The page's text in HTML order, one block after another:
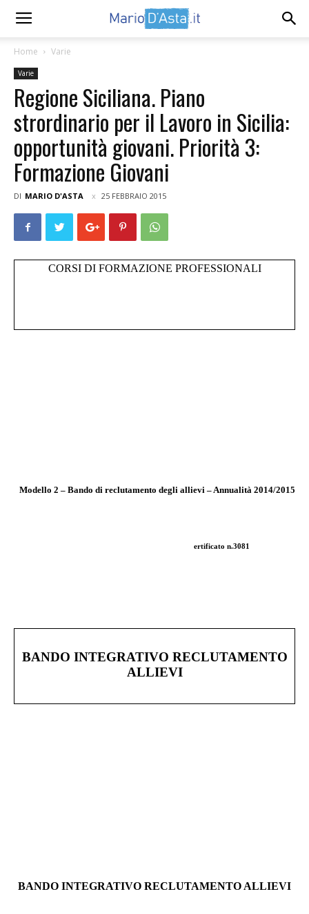
Home Varie
Varie
Regione Siciliana. Piano
strordinario per il Lavoro in Sicilia:
opportunità giovani. Priorità 3:
Formazione Giovani
DI MARIO D'ASTA 25 FEBBRAIO 2015
CORSI DI FORMAZIONE PROFESSIONALI
Modello 2 – Bando di reclutamento degli allievi – Annualità 2014/2015
ertificato n.3081
BANDO INTEGRATIVO RECLUTAMENTO
ALLIEVI
BANDO INTEGRATIVO RECLUTAMENTO ALLIEVI